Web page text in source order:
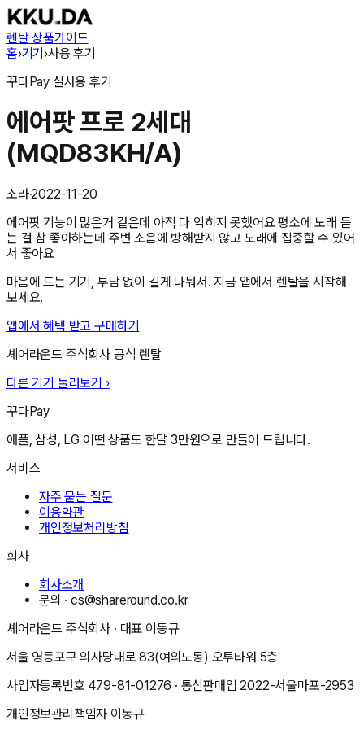
렌탈 상품가이드
홈›기기›사용 후기
꾸다Pay 실사용 후기
에어팟 프로 2세대
(MQD83KH/A)
소라·2022-11-20
에어팟 기능이 많은거 같은데 아직 다 익히지 못했어요 평소에 노래 듣
는 걸 참 좋아하는데 주변 소음에 방해받지 않고 노래에 집중할 수 있어
서 좋아요
마음에 드는 기기, 부담 없이 길게 나눠서. 지금 앱에서 렌탈을 시작해
보세요.
앱에서 혜택 받고 구매하기
셰어라운드 주식회사 공식 렌탈
다른 기기 둘러보기 ›
꾸다Pay
애플, 삼성, LG 어떤 상품도 한달 3만원으로 만들어 드립니다.
서비스
자주 묻는 질문
이용약관
개인정보처리방침
회사
회사소개
문의 ·cs@shareround.co.kr
셰어라운드 주식회사 · 대표 이동규
서울 영등포구 의사당대로 83(여의도동) 오투타워 5층
사업자등록번호 479-81-01276 · 통신판매업2022-서울마포-2953
개인정보관리책임자 이동규